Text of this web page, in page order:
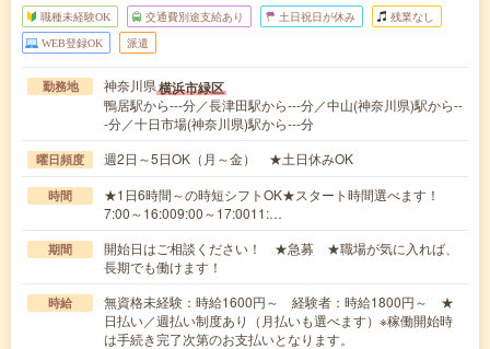
職種未経験OK 交通費別途支給あり 土日祝日が休み 残業なし
WEB登録OK 派遣
勤務地 神奈川県横浜市緑区
鴨居駅から---分／長津田駅から---分／中山(神奈川県)駅から--
-分／十日市場(神奈川県)駅から---分
曜日頻度 週2日～5日OK（月～金） ★土日休みOK
時間
★1日6時間～の時短シフトOK★スタート時間選べます！
7:00～16:009:00～17:0011:…
期間
開始日はご相談ください！ ★急募 ★職場が気に入れば、
長期でも働けます！
時給
無資格未経験：時給1600円～ 経験者：時給1800円～ ★
日払い／週払い制度あり（月払いも選べます）※稼働開始時
は手続き完了次第のお支払いとなります。